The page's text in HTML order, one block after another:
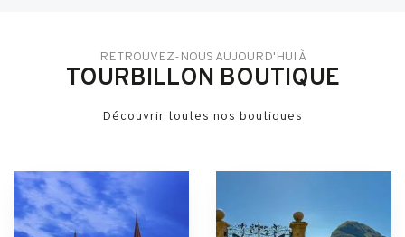
RETROUVEZ-NOUS AUJOURD'HUI À
TOURBILLON BOUTIQUE
Découvrir toutes nos boutiques